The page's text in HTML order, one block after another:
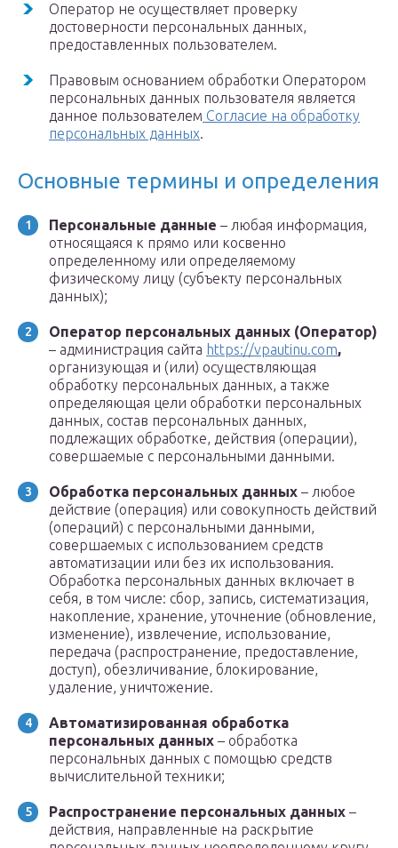
Оператор не осуществляет проверку
достоверности персональных данных,
предоставленных пользователем.
Правовым основанием обработки Оператором
персональных данных пользователя является
данное пользователем Согласие на обработку
персональных данных.
Основные термины и определения
Персональные данные – любая информация,
относящаяся к прямо или косвенно
определенному или определяемому
физическому лицу (субъекту персональных
данных);
Оператор персональных данных (Оператор)
– администрация сайта https://vpautinu.com,
организующая и (или) осуществляющая
обработку персональных данных, а также
определяющая цели обработки персональных
данных, состав персональных данных,
подлежащих обработке, действия (операции),
совершаемые с персональными данными.
Обработка персональных данных – любое
действие (операция) или совокупность действий
(операций) с персональными данными,
совершаемых с использованием средств
автоматизации или без их использования.
Обработка персональных данных включает в
себя, в том числе: сбор, запись, систематизация,
накопление, хранение, уточнение (обновление,
изменение), извлечение, использование,
передача (распространение, предоставление,
доступ), обезличивание, блокирование,
удаление, уничтожение.
Автоматизированная обработка
персональных данных – обработка
персональных данных с помощью средств
вычислительной техники;
Распространение персональных данных –
действия, направленные на раскрытие